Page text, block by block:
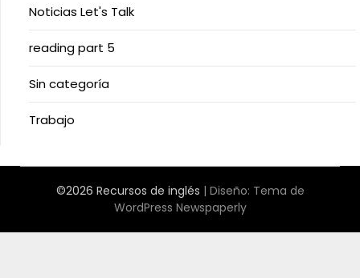
Noticias Let's Talk
reading part 5
Sin categoría
Trabajo
©2026 Recursos de inglés | Diseño: Tema de
WordPress Newspaperly